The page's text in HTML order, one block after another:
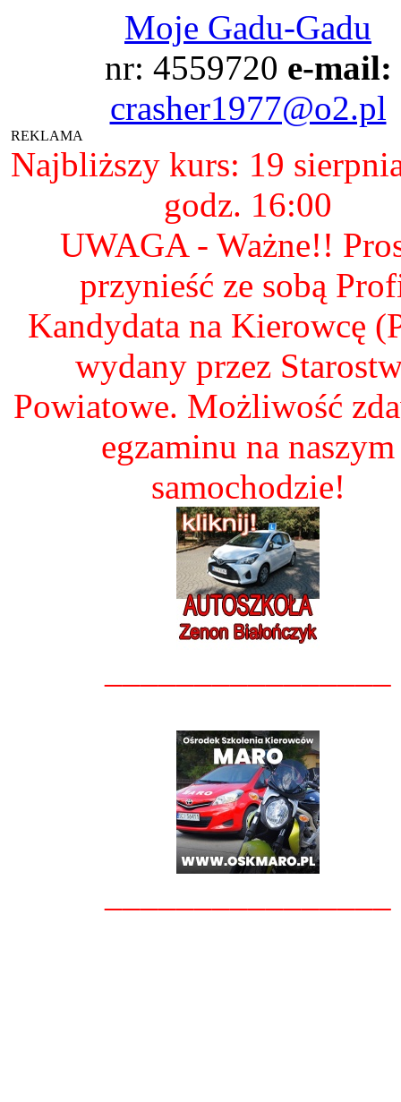
Moje Gadu-Gadu
nr: 4559720 e-mail:
crasher1977@o2.pl
REKLAMA
Najbliższy kurs: 19
godz. 16:00
UWAGA - Ważne!!
przynieść ze sobą
Kandydata na Kierowcę
wydany przez
Powiatowe. Możliwość
egzaminu na naszym
samochodzie!